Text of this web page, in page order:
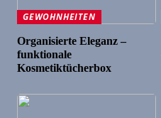
GEWOHNHEITEN
Organisierte Eleganz –
funktionale
Kosmetiktücherbox